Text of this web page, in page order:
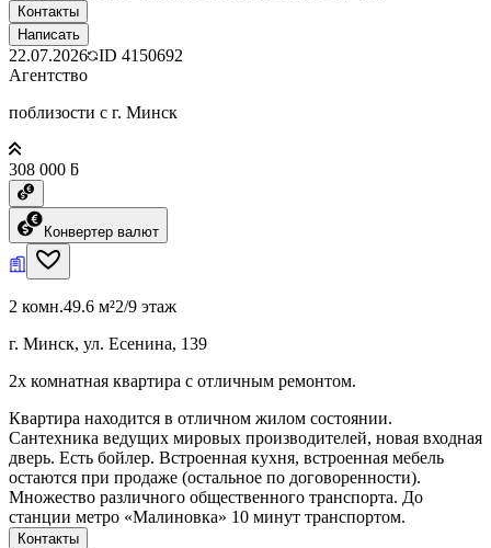
Контакты
Написать
22.07.2026 ID 4150692
Агентство
поблизости с г. Минск
308 000 ƃ
Конвертер валют
2 комн.49.6 м²2/9 этаж
г. Минск, ул. Есенина, 139
2х комнатная квартира с отличным ремонтом.
Квартира находится в отличном жилом состоянии.
Сантехника ведущих мировых производителей, новая входная
дверь. Есть бойлер. Встроенная кухня, встроенная мебель
остаются при продаже (остальное по договоренности).
Множество различного общественного транспорта. До
станции метро «Малиновка» 10 минут транспортом.
Контакты